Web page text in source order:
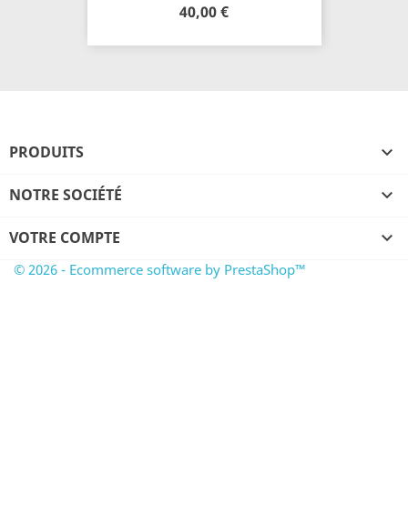
40,00 €
PRODUITS 
NOTRE SOCIÉTÉ 
VOTRE COMPTE 
© 2026 - Ecommerce software by PrestaShop™